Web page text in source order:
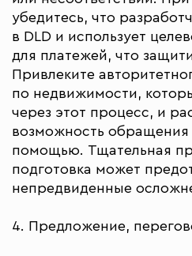
убедитесь, что
в DLD и использует
для платежей, что
Привлеките
по недвижимости,
через этот процесс, и
возможность обращения
помощью. Тщательная
подготовка может
непредвиденные
4. Предложение,